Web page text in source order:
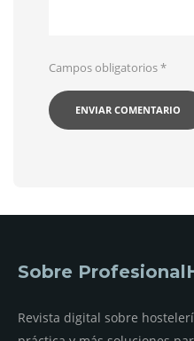
Campos obligatorios*
Sobre
Revista digital sobre